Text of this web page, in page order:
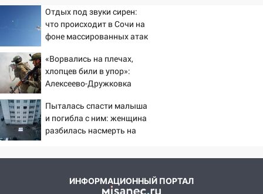
06:10
летнюю девочку в центре Ульяновска
Мертвеца выкопали, посадили в
мешок и попытались утопить в Волге
05:30
Астрологи назвали самый
опасный день августа: что ждет каждый
знак 5 августа
04.08.2026
23:27
Прокуратура проверяет
спортивные объекты в Старой Майне
Отдых под звуки сирен:
что происходит в Сочи на
фоне массированных атак
«Ворвались на плечах,
хлопцев били в упор»:
Алексеево-Дружковка
«птах Мадьяра»
Пыталась спасти малыша
и погибла с ним: женщина
разбилась насмерть на
ИНФОРМАЦИОННЫЙ ПОРТАЛ